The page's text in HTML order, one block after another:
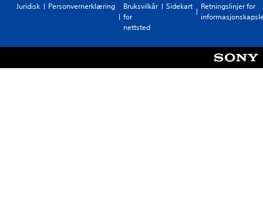
Juridisk Personvernerklæring
Bruksvilkår
for
nettsted
Sidekart
Retningslinjer for